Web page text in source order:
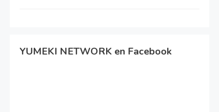
YUMEKI NETWORK en Facebook